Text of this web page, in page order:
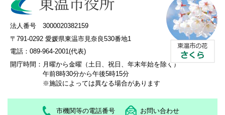
法人番号 3000020382159
〒791-0292 愛媛県東温市見奈良530番地1
電話：089-964-2001(代表)
開庁時間： 月曜から金曜（土日、祝日、年末年始を除く）
午前8時30分から午後5時15分
※施設によっては異なる場合があります
市機関等の電話番号 お問い合わせ